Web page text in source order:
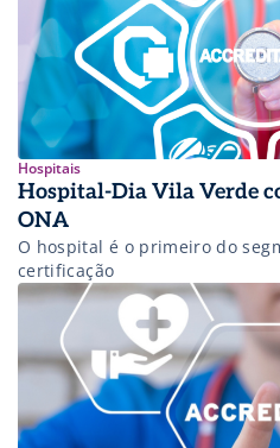
Hospitais
Hospital-Dia Vila Verde
ONA
O hospital é o primeiro do
certificação